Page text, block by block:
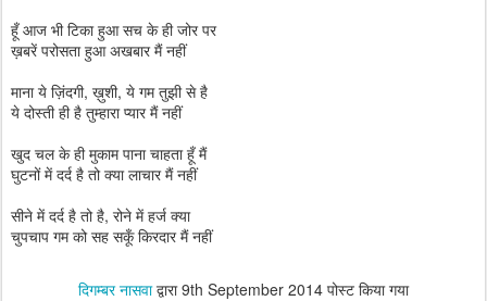
हूँ आज भी टिका हुआ सच के ही जोर पर
ख़बरें परोसता हुआ अखबार मैं नहीं
माना ये ज़िंदगी, ख़ुशी, ये गम तुझी से है
ये दोस्ती ही है तुम्हारा प्यार मैं नहीं
खुद चल के ही मुकाम पाना चाहता हूँ मैं
घुटनों में दर्द है तो क्या लाचार मैं नहीं
सीने में दर्द है तो है, रोने में हर्ज क्या
चुपचाप गम को सह सकूँ किरदार मैं नहीं
दिगम्बर नासवाद्वारा9th September 2014 पोस्ट किया गया